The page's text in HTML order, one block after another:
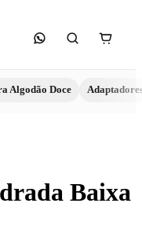
Algodão Doce
Baixa